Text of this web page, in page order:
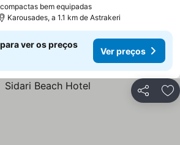
bem equipadasVer preços
Karousades, a 1.1 km de Astrakeri
ver os preços
Ver preços
Partilhar